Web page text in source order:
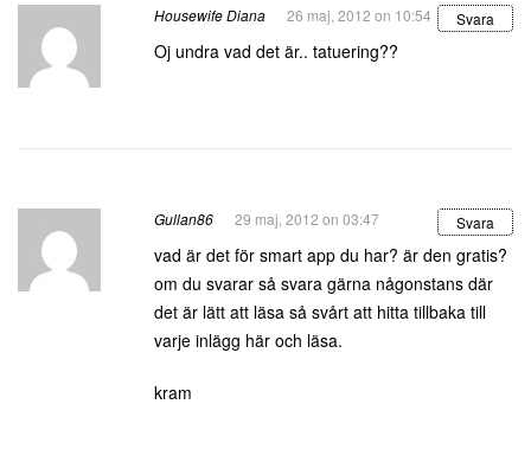
Housewife Diana 26 maj, 2012 on 10:54 Svara
Oj undra vad det är.. tatuering??
Gullan86 29 maj, 2012 on 03:47 Svara
vad är det för smart app du har? är den gratis?
om du svarar så svara gärna någonstans där
det är lätt att läsa så svårt att hitta tillbaka till
varje inlägg här och läsa.
kram